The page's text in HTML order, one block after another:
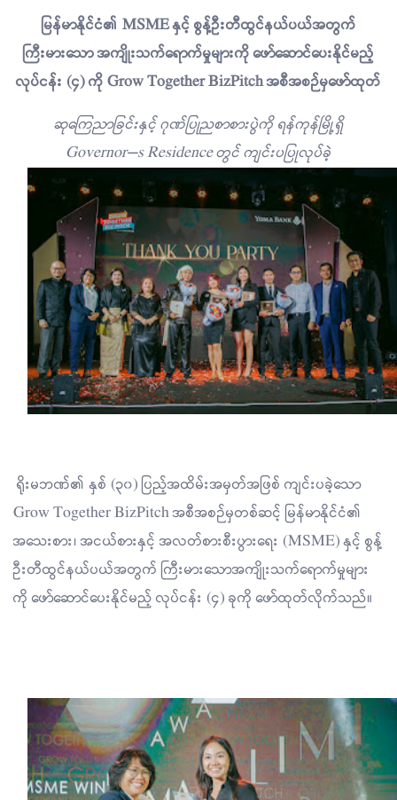
မြန်မာနိုင်ငံ၏ MSME နှင့် စွန့်ဦးတီထွင်နယ်ပယ်အတွက်
ကြီးမားသော အကျိုးသက်ရောက်မှုများကို ဖော်ဆောင်ပေးနိုင်မည့်
လုပ်ငန်း (၄) ကို Grow Together BizPitch အစီအစဉ်မှဖော်ထုတ်
ဆုကြေညာခြင်းနှင့် ဂုဏ်ပြုညစာစားပွဲကို ရန်ကုန်မြို့ရှိ
Governor’s Residence တွင် ကျင်းပပြုလုပ်ခဲ့
ရိုးမဘဏ်၏ နှစ် (၃၀) ပြည့်အထိမ်းအမှတ်အဖြစ် ကျင်းပခဲ့သော
Grow Together BizPitch အစီအစဉ်မှတစ်ဆင့် မြန်မာနိုင်ငံ၏
အသေးစား၊ အငယ်စားနှင့် အလတ်စားစီးပွားရေး (MSME) နှင့် စွန့်
ဦးတီထွင်နယ်ပယ်အတွက် ကြီးမားသောအကျိုးသက်ရောက်မှုများ
ကို ဖော်ဆောင်ပေးနိုင်မည့် လုပ်ငန်း (၄) ခုကို ဖော်ထုတ်လိုက်သည်။